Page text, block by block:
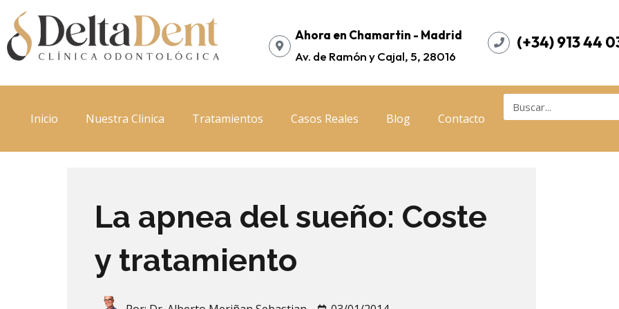
contenido
Ahora en Chamartin - Madrid
Av. de Ramón y Cajal, 5, 28016
(+34) 913 44
Inicio Nuestra Clinica Tratamientos Casos Reales Blog Contacto
La apnea del sueño: Coste
y tratamiento